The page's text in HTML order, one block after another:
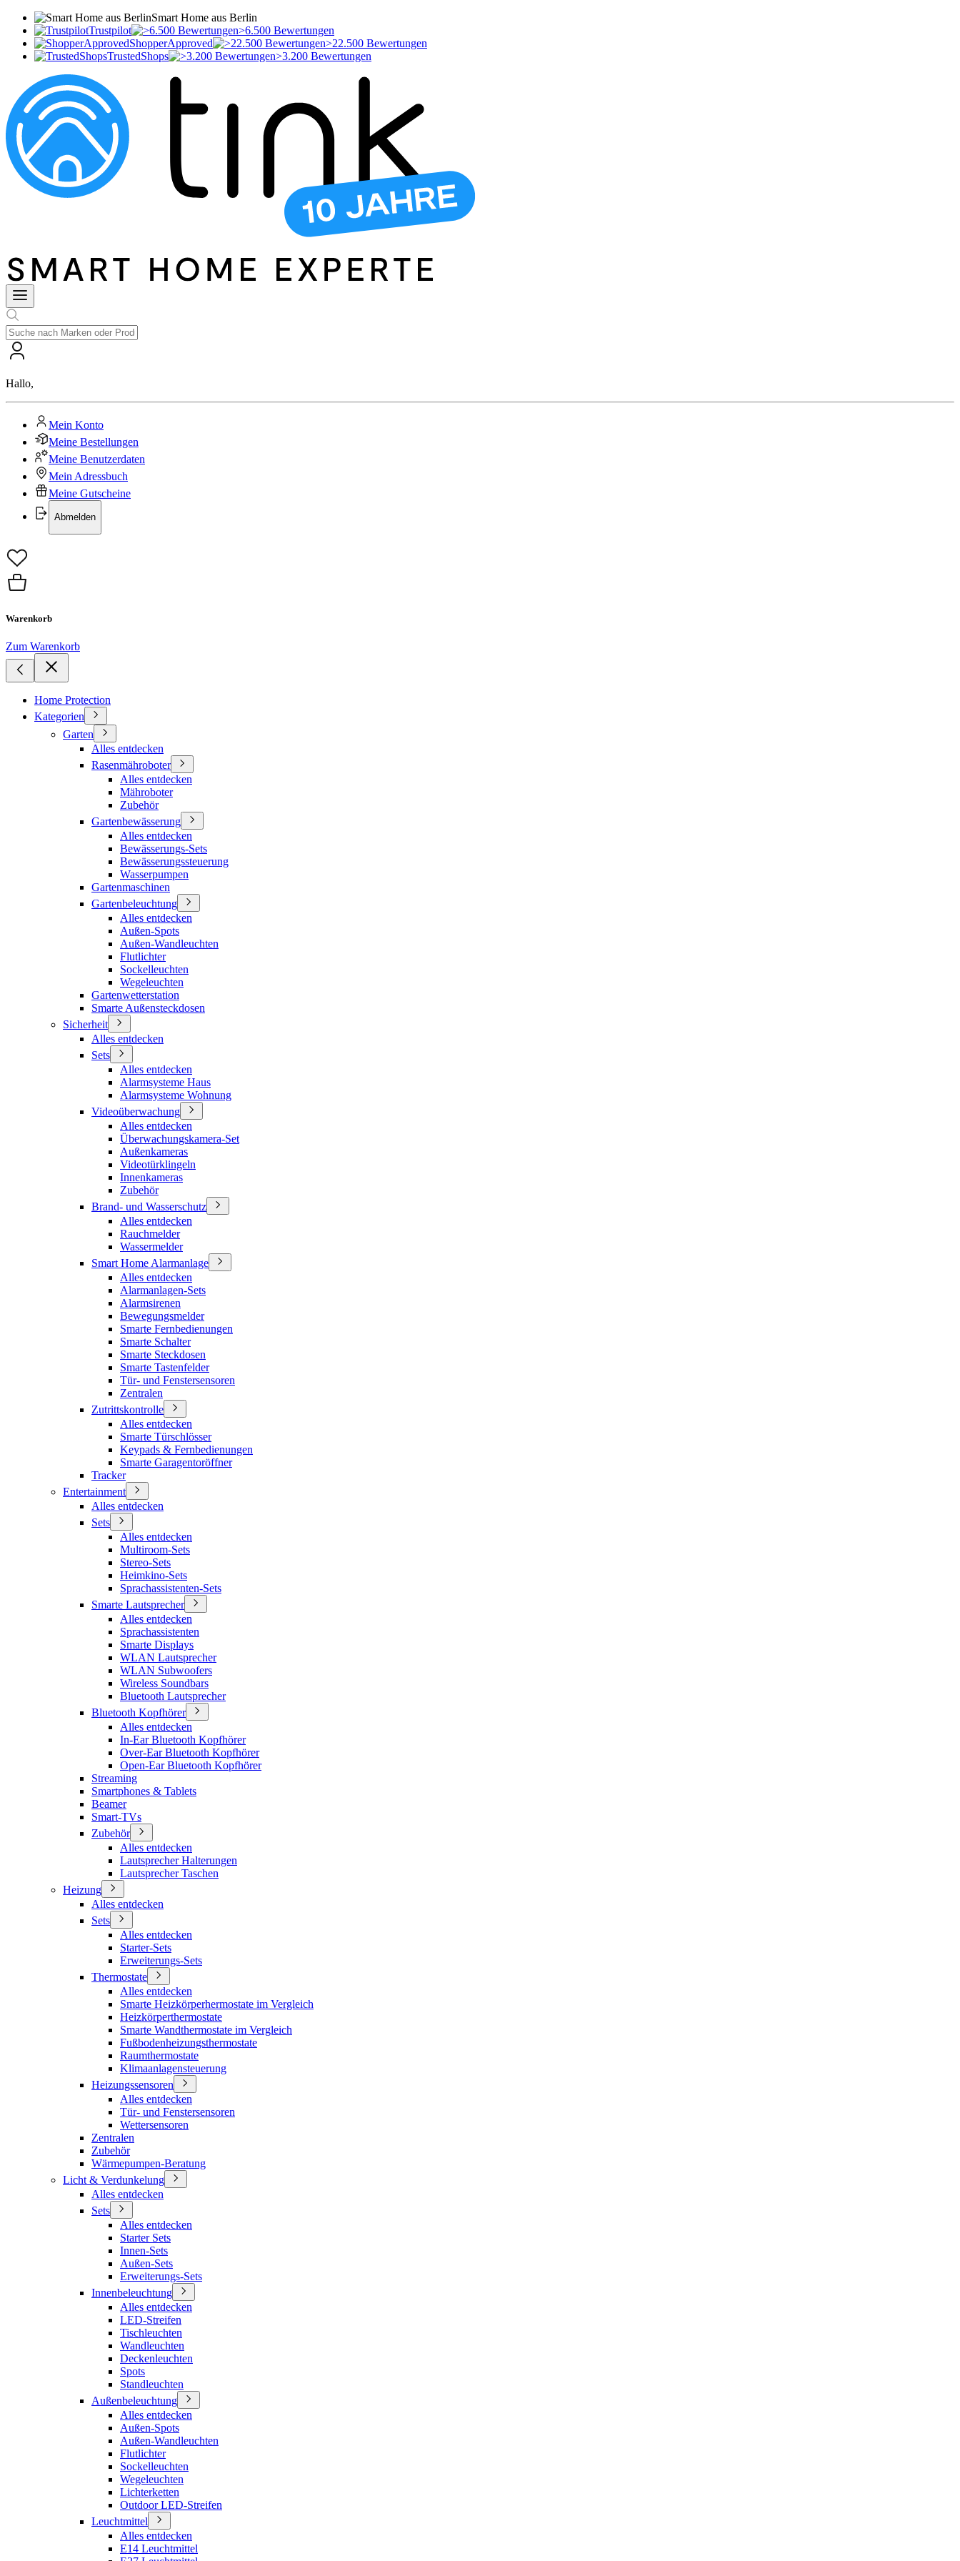
Smart Home aus Berlin
Trustpilot
>6.500 Bewertungen
ShopperApproved
>22.500 Bewertungen
TrustedShops
>3.200 Bewertungen
Hallo,
Mein Konto
Meine Bestellungen
Meine Benutzerdaten
Mein Adressbuch
Meine Gutscheine
Abmelden
Warenkorb
Zum Warenkorb
Home Protection
Kategorien
Garten
Alles entdecken
Rasenmähroboter
Alles entdecken
Mähroboter
Zubehör
Gartenbewässerung
Alles entdecken
Bewässerungs-Sets
Bewässerungssteuerung
Wasserpumpen
Gartenmaschinen
Gartenbeleuchtung
Alles entdecken
Außen-Spots
Außen-Wandleuchten
Flutlichter
Sockelleuchten
Wegeleuchten
Gartenwetterstation
Smarte Außensteckdosen
Sicherheit
Alles entdecken
Sets
Alles entdecken
Alarmsysteme Haus
Alarmsysteme Wohnung
Videoüberwachung
Alles entdecken
Überwachungskamera-Set
Außenkameras
Videotürklingeln
Innenkameras
Zubehör
Brand- und Wasserschutz
Alles entdecken
Rauchmelder
Wassermelder
Smart Home Alarmanlage
Alles entdecken
Alarmanlagen-Sets
Alarmsirenen
Bewegungsmelder
Smarte Fernbedienungen
Smarte Schalter
Smarte Steckdosen
Smarte Tastenfelder
Tür- und Fenstersensoren
Zentralen
Zutrittskontrolle
Alles entdecken
Smarte Türschlösser
Keypads & Fernbedienungen
Smarte Garagentoröffner
Tracker
Entertainment
Alles entdecken
Sets
Alles entdecken
Multiroom-Sets
Stereo-Sets
Heimkino-Sets
Sprachassistenten-Sets
Smarte Lautsprecher
Alles entdecken
Sprachassistenten
Smarte Displays
WLAN Lautsprecher
WLAN Subwoofers
Wireless Soundbars
Bluetooth Lautsprecher
Bluetooth Kopfhörer
Alles entdecken
In-Ear Bluetooth Kopfhörer
Over-Ear Bluetooth Kopfhörer
Open-Ear Bluetooth Kopfhörer
Streaming
Smartphones & Tablets
Beamer
Smart-TVs
Zubehör
Alles entdecken
Lautsprecher Halterungen
Lautsprecher Taschen
Heizung
Alles entdecken
Sets
Alles entdecken
Starter-Sets
Erweiterungs-Sets
Thermostate
Alles entdecken
Smarte Heizkörperhermostate im Vergleich
Heizkörperthermostate
Smarte Wandthermostate im Vergleich
Fußbodenheizungsthermostate
Raumthermostate
Klimaanlagensteuerung
Heizungssensoren
Alles entdecken
Tür- und Fenstersensoren
Wettersensoren
Zentralen
Zubehör
Wärmepumpen-Beratung
Licht & Verdunkelung
Alles entdecken
Sets
Alles entdecken
Starter Sets
Innen-Sets
Außen-Sets
Erweiterungs-Sets
Innenbeleuchtung
Alles entdecken
LED-Streifen
Tischleuchten
Wandleuchten
Deckenleuchten
Spots
Standleuchten
Außenbeleuchtung
Alles entdecken
Außen-Spots
Außen-Wandleuchten
Flutlichter
Sockelleuchten
Wegeleuchten
Lichterketten
Outdoor LED-Streifen
Leuchtmittel
Alles entdecken
E14 Leuchtmittel